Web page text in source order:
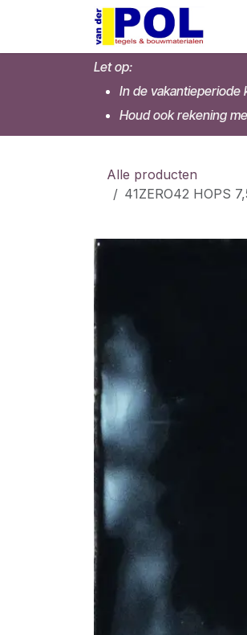
Overslaan naar inhoud
Let op:
In de vakantieperiode
Houd ook rekening
Alle producten
41ZERO42 HOPS